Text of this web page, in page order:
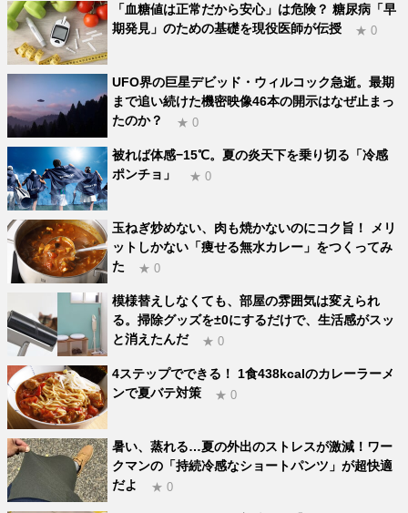
「血糖値は正常だから安心」は危険？ 糖尿病「早
期発見」のための基礎を現役医師が伝授
★ 0
UFO界の巨星デビッド・ウィルコック急逝。最期
まで追い続けた機密映像46本の開示はなぜ止まっ
たのか？
★ 0
被れば体感−15℃。夏の炎天下を乗り切る「冷感
ポンチョ」
★ 0
玉ねぎ炒めない、肉も焼かないのにコク旨！ メリ
ットしかない「痩せる無水カレー」をつくってみ
た
★ 0
模様替えしなくても、部屋の雰囲気は変えられ
る。掃除グッズを±0にするだけで、生活感がスッ
と消えたんだ
★ 0
4ステップでできる！ 1食438kcalのカレーラーメ
ンで夏バテ対策
★ 0
暑い、蒸れる…夏の外出のストレスが激減！ワー
クマンの「持続冷感なショートパンツ」が超快適
だよ
★ 0